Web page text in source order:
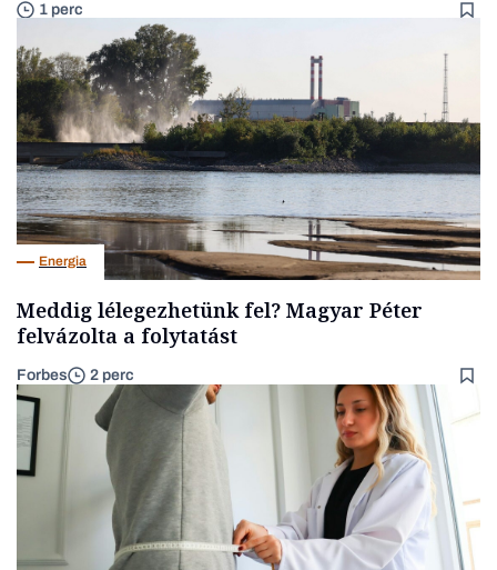
1 perc
Energia
Meddig lélegezhetünk fel? Magyar Péter
felvázolta a folytatást
Forbes 2 perc